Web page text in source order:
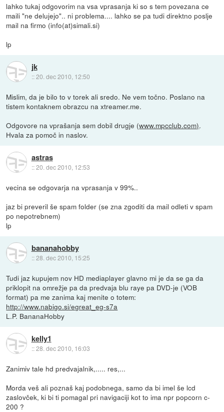
lahko tukaj odgovorim na vsa vprasanja ki so s tem povezana ce
maili "ne delujejo".. ni problema.... lahko se pa tudi direktno poslje
mail na firmo (info(at)simali.si)
lp
jk
::20. dec 2010, 12:50
Mislim, da je bilo to v torek ali sredo. Ne vem točno. Poslano na
tistem kontaknem obrazcu na xtreamer.me.
Odgovore na vprašanja sem dobil drugje (www.mpcclub.com).
Hvala za pomoč in naslov.
astras
::20. dec 2010, 12:53
vecina se odgovarja na vprasanja v 99%..
jaz bi preveril še spam folder (se zna zgoditi da mail odleti v spam
po nepotrebnem)
lp
bananahobby
::28. dec 2010, 15:25
Tudi jaz kupujem nov HD mediaplayer glavno mi je da se ga da
priklopit na omrežje pa da predvaja blu raye pa DVD-je (VOB
format) pa me zanima kaj menite o totem:
http://www.nabigo.si/egreat_eg-s7a
L.P. BananaHobby
kelly1
::28. dec 2010, 16:03
Zanimiv tale hd predvajalnik,..... res,...
Morda veš ali poznaš kaj podobnega, samo da bi imel še lcd
zaslovček, ki bi ti pomagal pri navigaciji kot to ima npr popcorn c-
200 ?